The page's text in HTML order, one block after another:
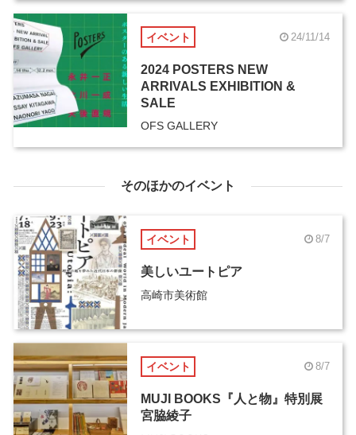
イベント 24/11/14
2024 POSTERS NEW
ARRIVALS EXHIBITION &
SALE
OFS GALLERY
そのほかのイベント
イベント 8/7
美しいユートピア
高崎市美術館
イベント 8/7
MUJI BOOKS『人と物』特別展
宮脇綾子